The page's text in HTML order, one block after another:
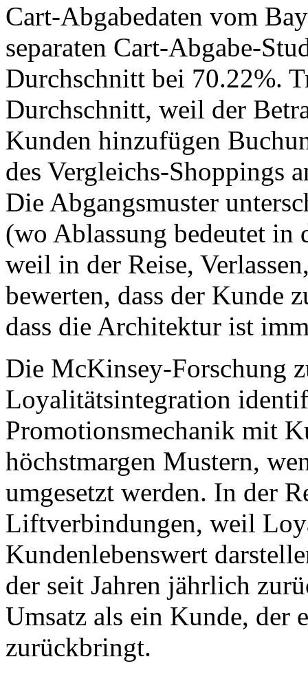
Cart-Abgabedaten vom
separaten Cart-Abgabe-
Durchschnitt bei 70.22%.
Durchschnitt, weil der
Kunden hinzufügen
des Vergleichs-Shoppings
Die Abgangsmuster
(wo Ablassung bedeutet in
weil in der Reise,
bewerten, dass der Kunde
dass die Architektur ist
Die McKinsey-Forschung
Loyalitätsintegration
Promotionsmechanik mit
höchstmargen Mustern,
umgesetzt werden. In der
Liftverbindungen, weil
Kundenlebenswert
der seit Jahren jährlich
Umsatz als ein Kunde, der
zurückbringt.